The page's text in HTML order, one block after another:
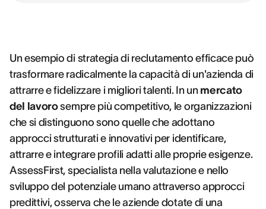
Un esempio di strategia di reclutamento efficace può
trasformare radicalmente la capacità di un'azienda di
attrarre e fidelizzare i migliori talenti. In un mercato
del lavorosempre più competitivo, le organizzazioni
che si distinguono sono quelle che adottano
approcci strutturati e innovativi per identificare,
attrarre e integrare profili adatti alle proprie esigenze.
AssessFirst, specialista nella valutazione e nello
sviluppo del potenziale umano attraverso approcci
predittivi, osserva che le aziende dotate di una